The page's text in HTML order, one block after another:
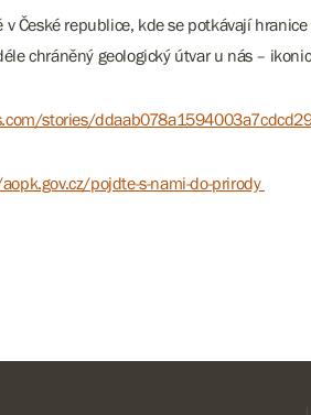
České republice, kde se potkávají
chráněný geologický útvar u nás –
stories/
pojdte-s-nami-do-prirody